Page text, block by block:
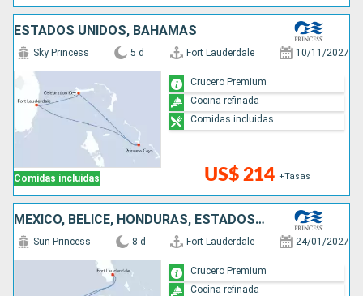
ESTADOS UNIDOS, BAHAMAS
Comidas incluidas
Sky Princess 5 d Fort Lauderdale 10/11/2027
US$ 214 +Tasas
Crucero Premium
Cocina refinada
Comidas incluidas
MÉXICO, BELICE, HONDURAS, ESTADOS UNIDOS
Sun Princess 8 d Fort Lauderdale 24/01/2027
Crucero Premium
Cocina refinada